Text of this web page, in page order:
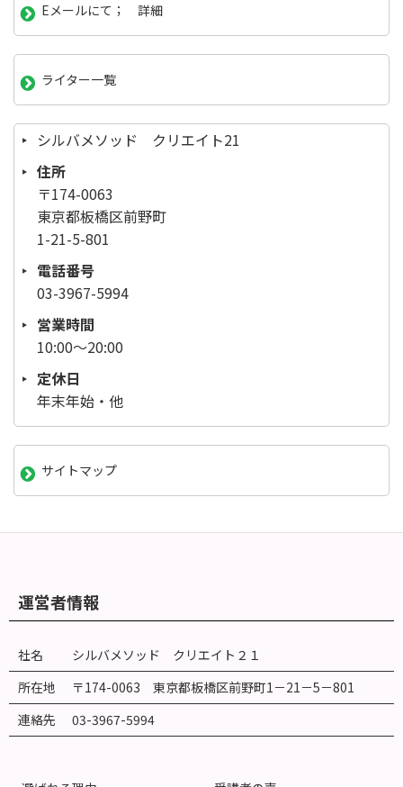
Eメールにて； 詳細
ライター一覧
シルバメソッド クリエイト21
住所
〒174-0063
東京都板橋区前野町
1-21-5-801
電話番号
03-3967-5994
営業時間
10:00～20:00
定休日
年末年始・他
サイトマップ
運営者情報
社名
シルバメソッド クリエイト２１
所在地
〒174-0063 東京都板橋区前野町1－21－5－801
連絡先
03-3967-5994